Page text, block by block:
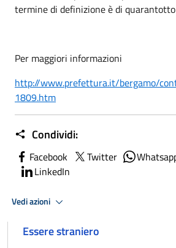
termine di definizione è di
Per maggiori informazioni
http://www.prefettura.it/bergamo/
1809.htm
Condividi:
Facebook Twitter
LinkedIn
Vedi azioni
Essere straniero